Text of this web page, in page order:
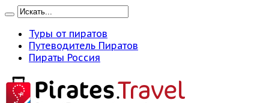
Туры от пиратов
Путеводитель Пиратов
Пираты Россия